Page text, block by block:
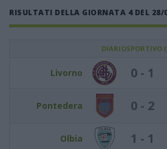
RISULTATI DELLA GIORNATA 4 DEL 28/
Livorno 0 - 1
Pontedera 0 - 2
Olbia 1 - 1